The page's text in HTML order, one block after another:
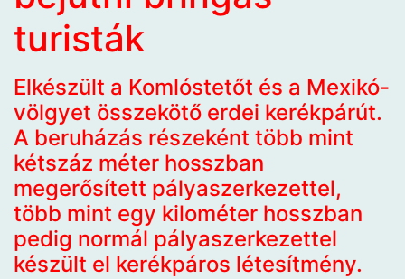
turisták
Elkészült a Komlóstetőt és a Mexikó-
völgyet összekötő erdei kerékpárút.
A beruházás részeként több mint
kétszáz méter hosszban
megerősített pályaszerkezettel,
több mint egy kilométer hosszban
pedig normál pályaszerkezettel
készült el kerékpáros létesítmény.